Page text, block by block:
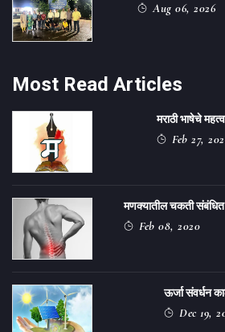
Aug 06, 2026
Most Read Articles
मराठी भाषेचे
Feb 27,
मणक्यातील चकती
Feb 08, 2020
ऊर्जा संवर्धन
Dec 19,